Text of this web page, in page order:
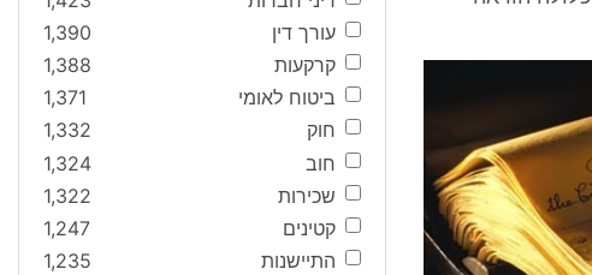
עורך דין
1,390
קרקעות
1,388
ביטוח לאומי
1,371
חוק
1,332
חוב
1,324
שכירות
1,322
קטינים
1,247
התיישנות
1,235